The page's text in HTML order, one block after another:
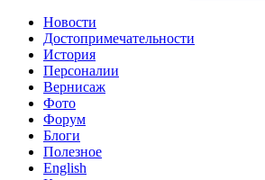
Новости
Достопримечательности
История
Персоналии
Вернисаж
Фото
Форум
Блоги
Полезное
English